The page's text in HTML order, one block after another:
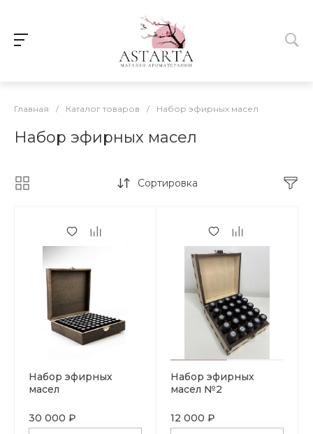
Главная / Каталог товаров / Набор эфирных масел
Набор эфирных масел
Сортировка
Набор эфирных
масел
30 000 ₽
Набор эфирных
масел №2
12 000 ₽